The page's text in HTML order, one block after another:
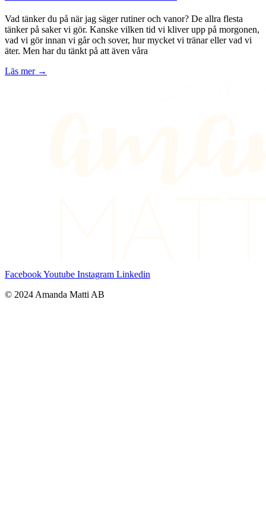
Vad tänker du på när jag säger rutiner och vanor? De allra flesta
tänker på saker vi gör. Kanske vilken tid vi kliver upp på morgonen,
vad vi gör innan vi går och sover, hur mycket vi tränar eller vad vi
äter. Men har du tänkt på att även våra
Läs mer →
FacebookYoutube Instagram Linkedin
© 2024 Amanda Matti AB